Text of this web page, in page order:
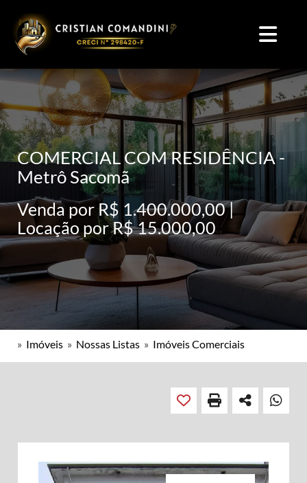
COMERCIAL COM RESIDÊNCIA -
Metrô Sacomã
Venda por R$ 1.400.000,00 |
Locação por R$ 15.000,00
» Imóveis » Nossas Listas » Imóveis Comerciais